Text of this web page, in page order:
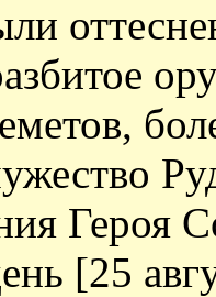
Героя
[25